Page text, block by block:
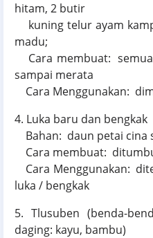
hitam, 2 butir
kuning telur ayam
madu;
Cara membuat:
sampai merata
Cara Menggunakan:
4. Luka baru dan bengkak
Bahan: daun petai cina
Cara membuat:
Cara Menggunakan:
luka / bengkak
5. Tlusuben (benda-
daging: kayu, bambu)